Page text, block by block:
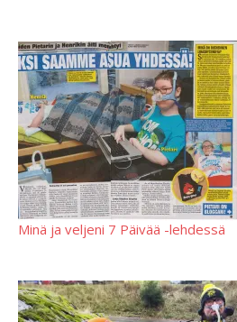
Minä ja veljeni 7 Päivää -lehdessä